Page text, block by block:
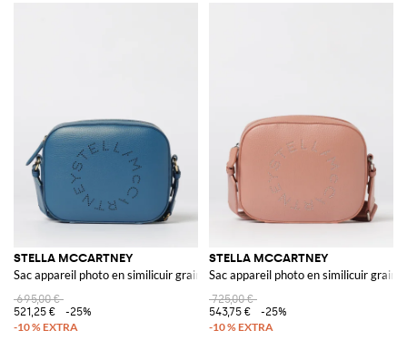
STELLA MCCARTNEY
Sac appareil photo en similicuir grainé
695,00 €
521,25 €
-25%
STELLA MCCARTNEY
Sac appareil photo en similicuir grainé
725,00 €
543,75 €
-25%